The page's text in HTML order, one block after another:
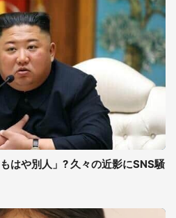
はや別人」? 久々の近影にSNS騒